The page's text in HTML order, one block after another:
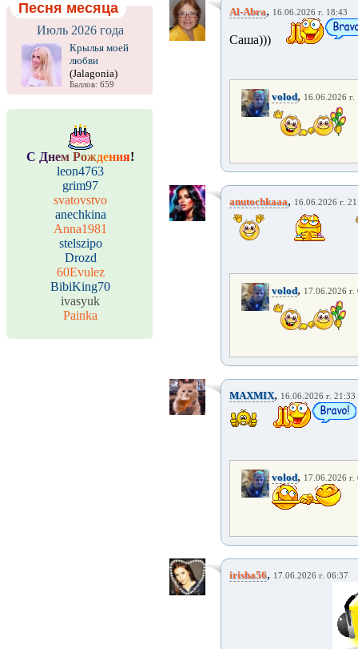
Песня месяца
Июль 2026 года
Крылья моей
любви
(Jalagonia)
Баллов: 659
С Днем Рождения!
leon4763
grim97
svatovstvo
anechkina
Anna1981
stelszipo
Drozd
60Evulez
BibiKing70
ivasyuk
Painka
Al-Abra, 16.06.2026 г. 18:43
Саша)))
volod, 16.06.2026 г.
anutochkaaa, 16.06.2026 г.
volod, 17.06.2026 г.
MAXMIX, 16.06.2026 г. 21:33
volod, 17.06.2026 г.
irisha56, 17.06.2026 г. 06:37